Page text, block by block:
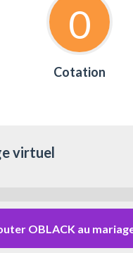
0
Cotation
virtuel
OBLACK au